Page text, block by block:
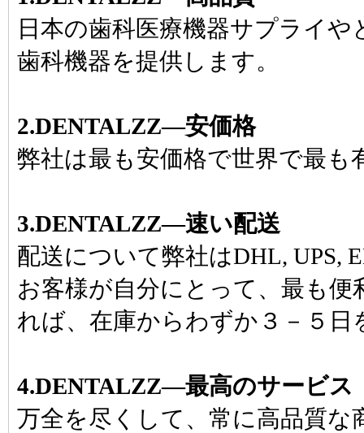
日本の歯科医療機器サプライ
歯科機器を提供します。
2.DENTALZZ―安価格
弊社は最も安価格で世界で最も
3.DENTALZZ―速い配送
配送について弊社はDHL, UPS,
お客様が自分にとって、最も
れば、在庫からわずか３－５日
4.DENTALZZ―最高のサービス
万全を尽くして、常に高品質